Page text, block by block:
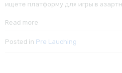
ищете платформу для игры в
Read more
Posted in Pre Lauching